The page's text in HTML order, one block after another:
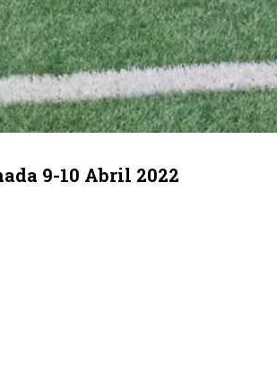
9-10 Abril 2022